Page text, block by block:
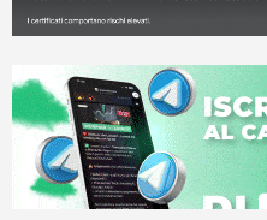
Webinar
Servizi
Trading
Education